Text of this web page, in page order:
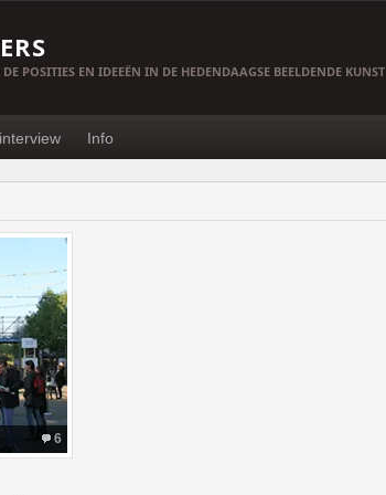
POSITIES EN IDEEËN IN DE HEDENDAAGSE BEELDENDE KUNST
interview Info
6